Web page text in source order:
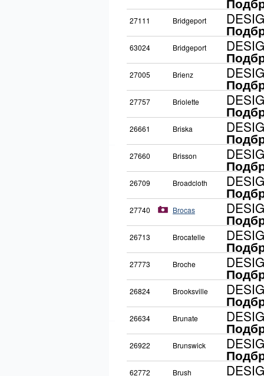
27111 Bridgeport
63024 Bridgeport
27005 Brienz
27757 Briolette
26661 Briska
27660 Brisson
26709 Broadcloth
27740 Brocas
26713 Brocatelle
27773 Broche
26824 Brooksville
26634 Brunate
26922 Brunswick
62772 Brush